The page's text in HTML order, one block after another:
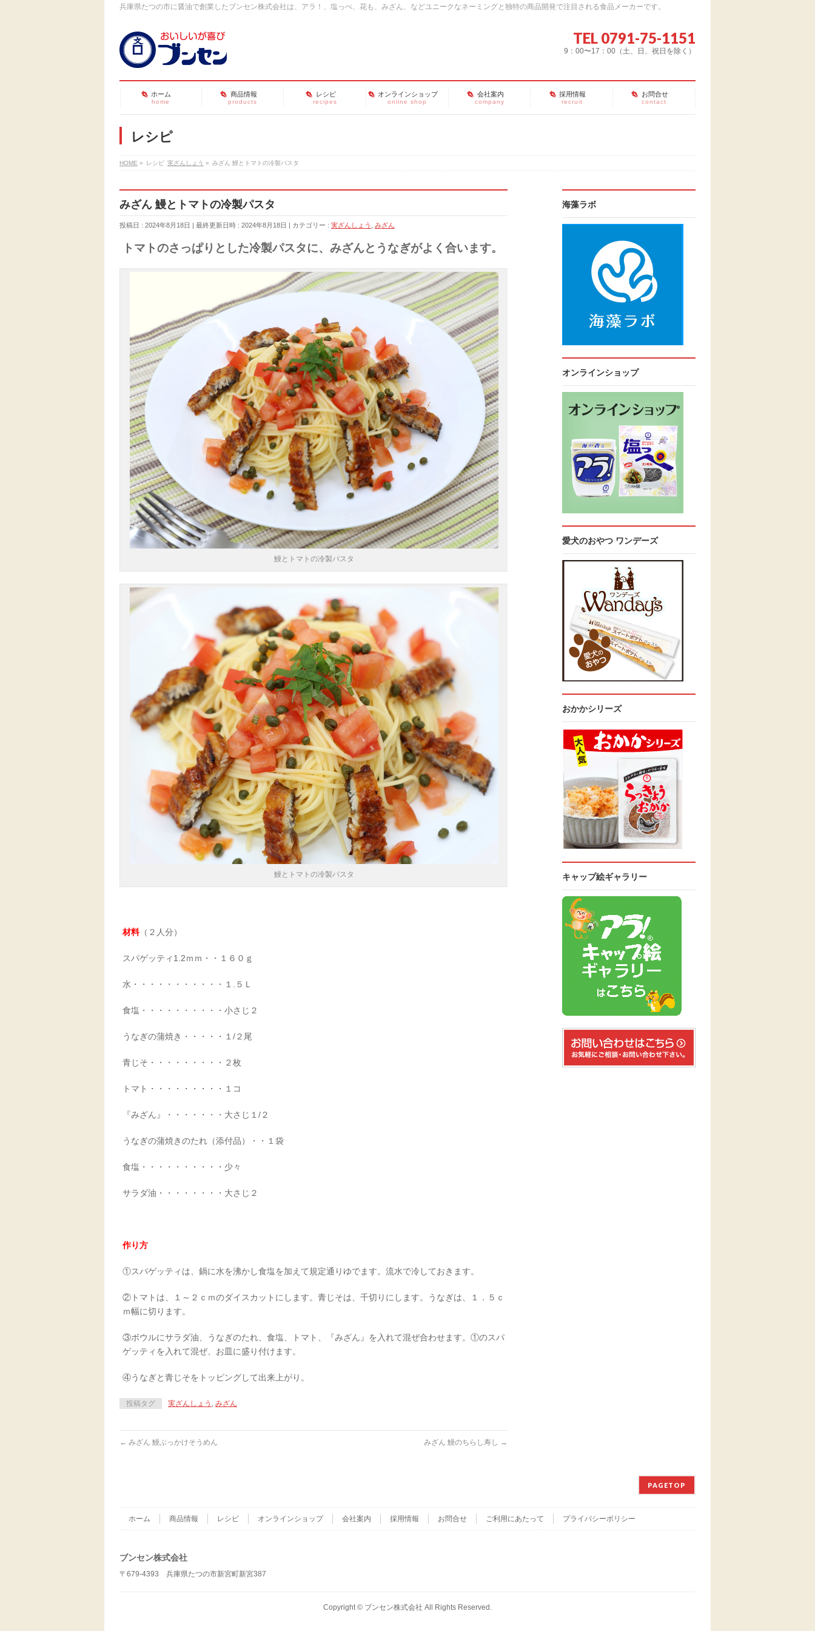
兵庫県たつの市に醤油で創業したブンセン株式会社は、アラ！、塩っぺ、花も、みざん、などユニークなネーミングと独特の商品開発で注目される食品メーカーです。
TEL 0791-75-1151
9：00〜17：00（土、日、祝日を除く）
ホーム
home
商品情報
products
レシピ
recipes
オンラインショップ
online shop
会社案内
company
採用情報
recruit
お問合せ
contact
レシピ
HOME » レシピ 実ざんしょう » みざん 鰻とトマトの冷製パスタ
みざん 鰻とトマトの冷製パスタ
投稿日 : 2024年8月18日 最終更新日時 : 2024年8月18日 カテゴリー : 実ざんしょう みざん
トマトのさっぱりとした冷製パスタに、みざんとうなぎがよく合います。
鰻とトマトの冷製パスタ
鰻とトマトの冷製パスタ
材料（２人分）
スパゲッティ1.2ｍｍ・・１６０ｇ
水・・・・・・・・・・・１.５Ｌ
食塩・・・・・・・・・・小さじ２
うなぎの蒲焼き・・・・・１/２尾
青じそ・・・・・・・・・２枚
トマト・・・・・・・・・１コ
『みざん』・・・・・・・大さじ１/２
うなぎの蒲焼きのたれ（添付品）・・１袋
食塩・・・・・・・・・・少々
サラダ油・・・・・・・・大さじ２
作り方
①スパゲッティは、鍋に水を沸かし食塩を加えて規定通りゆでます。流水で冷しておきます。
②トマトは、１～２ｃｍのダイスカットにします。青じそは、千切りにします。うなぎは、１．５ｃ
ｍ幅に切ります。
③ボウルにサラダ油、うなぎのたれ、食塩、トマト、『みざん』を入れて混ぜ合わせます。①のスパ
ゲッティを入れて混ぜ、お皿に盛り付けます。
④うなぎと青じそをトッピングして出来上がり。
投稿タグ 実ざんしょう , みざん
← みざん 鰻ぶっかけそうめん みざん 鰻のちらし寿し →
海藻ラボ
オンラインショップ
愛犬のおやつ ワンデーズ
おかかシリーズ
キャップ絵ギャラリー
PAGETOP
ホーム 商品情報 レシピ オンラインショップ 会社案内 採用情報 お問合せ ご利用にあたって プライバシーポリシー
ブンセン株式会社
〒679-4393 兵庫県たつの市新宮町新宮387
Copyright © ブンセン株式会社 All Rights Reserved.